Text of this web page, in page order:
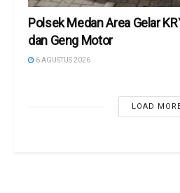
Polsek Medan Area Gelar
dan Geng Motor
6 AGUSTUS 2026
LOAD